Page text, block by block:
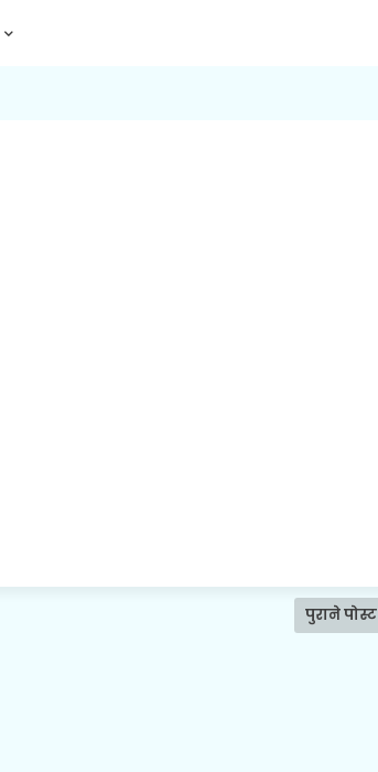
पुराने पोस्ट